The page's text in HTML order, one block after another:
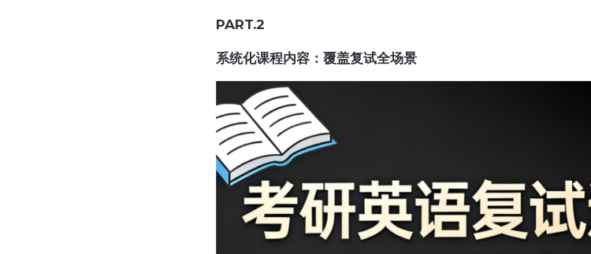
PART.2
系统化课程内容：覆盖复试全场景